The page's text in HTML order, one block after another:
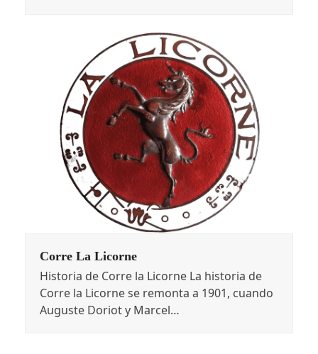
Corre La Licorne
Historia de Corre la Licorne La historia de
Corre la Licorne se remonta a 1901, cuando
Auguste Doriot y Marcel…